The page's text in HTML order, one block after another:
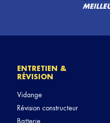
ENTRETIEN &
RÉVISION
Vidange
Révision constructeur
Batterie